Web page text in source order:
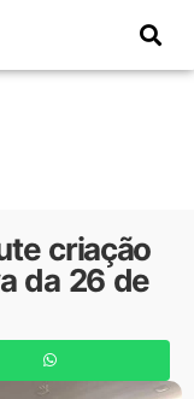
criação
da 26 de